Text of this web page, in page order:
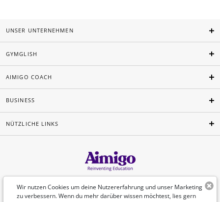
Wir nutzen Cookies um deine Nutzererfahrung und unser Marketing
zu verbessern. Wenn du mehr darüber wissen möchtest, lies gern
UNSER UNTERNEHMEN
GYMGLISH
AIMIGO COACH
BUSINESS
NÜTZLICHE LINKS
Deutsch